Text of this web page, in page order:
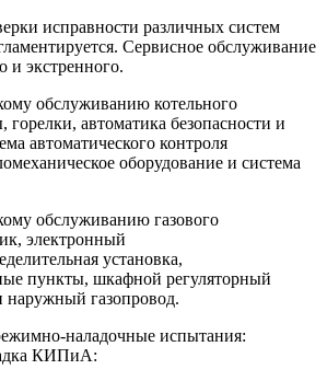
исправности различных систем
Сервисное обслуживание
и экстренного.
обслуживанию котельного
горелки, автоматика безопасности и
автоматического контроля
оборудование и система
обслуживанию газового
электронный
установка,
пункты, шкафной регуляторный
наружный газопровод.
наладочные испытания:
КИПиА: